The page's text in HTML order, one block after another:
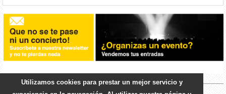
Utilizamos cookies para prestar un mejor servicio y